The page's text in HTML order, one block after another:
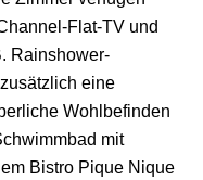
Flat-TV und
Rainshower-
eine
Wohlbefinden
mit
Bistro Pique Nique